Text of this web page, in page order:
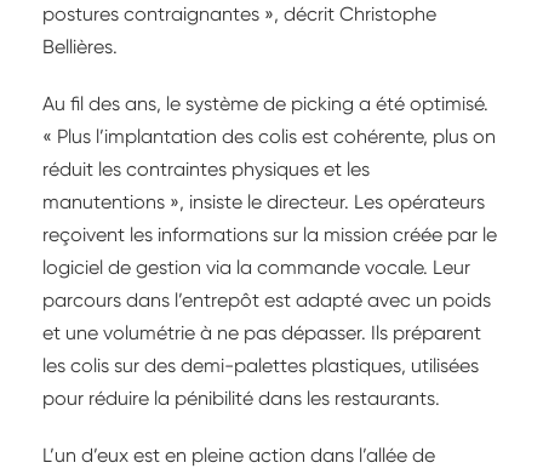
postures contraignantes », décrit Christophe
Bellières.
Au fil des ans, le système de picking a été optimisé.
« Plus l’implantation des colis est cohérente, plus on
réduit les contraintes physiques et les
manutentions », insiste le directeur. Les opérateurs
reçoivent les informations sur la mission créée par le
logiciel de gestion via la commande vocale. Leur
parcours dans l’entrepôt est adapté avec un poids
et une volumétrie à ne pas dépasser. Ils préparent
les colis sur des demi-palettes plastiques, utilisées
pour réduire la pénibilité dans les restaurants.
L’un d’eux est en pleine action dans l’allée de